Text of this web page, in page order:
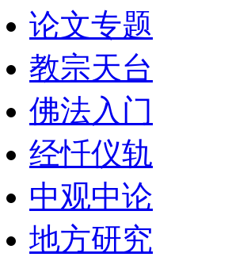
论文专题
教宗天台
佛法入门
经忏仪轨
中观中论
地方研究